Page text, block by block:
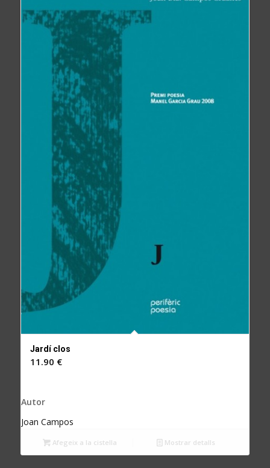
Jardí clos
11.90 €
Autor
Joan Campos
Afegeix a la cistella Mostrar detalls